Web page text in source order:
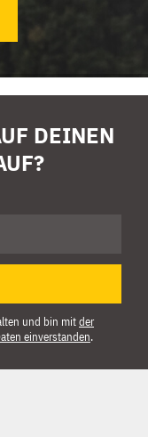
DEINEN
und bin mitder
einverstanden.